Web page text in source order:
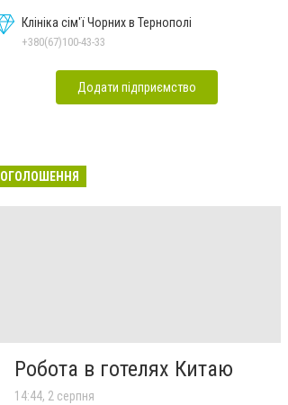
Клініка сім'ї Чорних в Тернополі
+380(67)100-43-33
Додати підприємство
ОГОЛОШЕННЯ
Робота в готелях Китаю
14:44, 2 серпня